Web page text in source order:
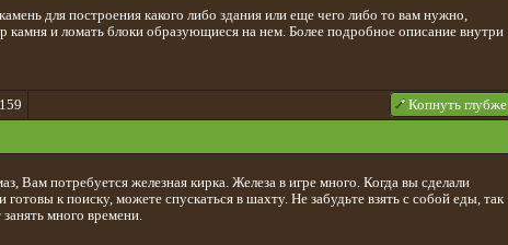
для построения какого либо здания или еще чего либо то вам нужно,
камня и ломать блоки образующиеся на нем. Более подробное описание внутри
Копнуть глубже
Вам потребуется железная кирка. Железа в игре много. Когда вы сделали
готовы к поиску, можете спускаться в шахту. Не забудьте взять с собой еды, так
много времени.